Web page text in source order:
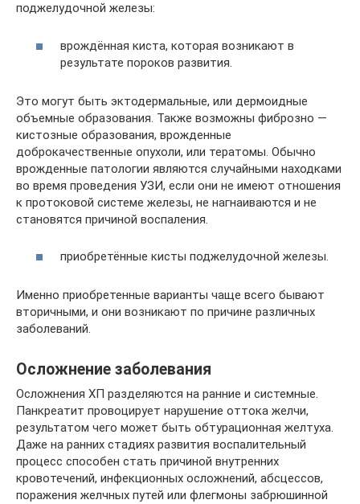
поджелудочной железы:
врождённая киста, которая возникают в
результате пороков развития.
Это могут быть эктодермальные, или дермоидные
объемные образования. Также возможны фиброзно —
кистозные образования, врожденные
доброкачественные опухоли, или тератомы. Обычно
врожденные патологии являются случайными находками
во время проведения УЗИ, если они не имеют отношения
к протоковой системе железы, не нагнаиваются и не
становятся причиной воспаления.
приобретённые кисты поджелудочной железы.
Именно приобретенные варианты чаще всего бывают
вторичными, и они возникают по причине различных
заболеваний.
Осложнение заболевания
Осложнения ХП разделяются на ранние и системные.
Панкреатит провоцирует нарушение оттока желчи,
результатом чего может быть обтурационная желтуха.
Даже на ранних стадиях развития воспалительный
процесс способен стать причиной внутренних
кровотечений, инфекционных осложнений, абсцессов,
поражения желчных путей или флегмоны забрюшинной